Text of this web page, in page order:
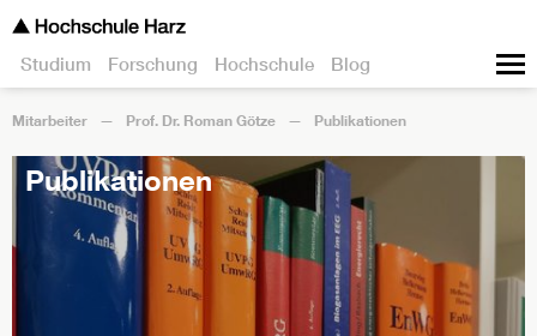
Studium Forschung Hochschule Blog
Mitarbeiter Prof. Dr. Roman Götze Publikationen
Publikationen